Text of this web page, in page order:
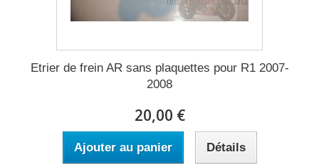
Etrier de frein AR sans plaquettes pour R1 2007-
2008
20,00 €
Ajouter au panier Détails